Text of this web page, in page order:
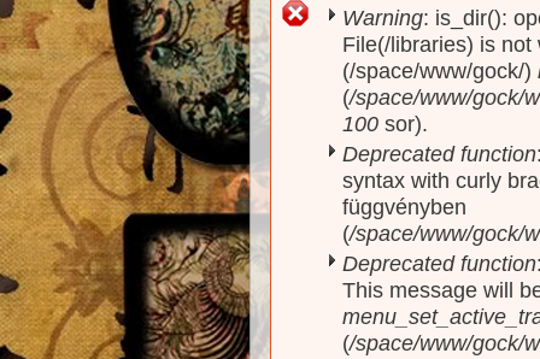
Hibaüzenet
Warning: is_dir():
File(/libraries) is
(/space/www/gock/)
(/space/www/gock/
100 sor).
Deprecated function
syntax with curly
függvényben
(/space/www/gock/
Deprecated function
This message will
(/space/www/gock/